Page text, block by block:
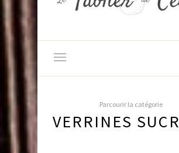
Parcourir la catégorie
VERRINES